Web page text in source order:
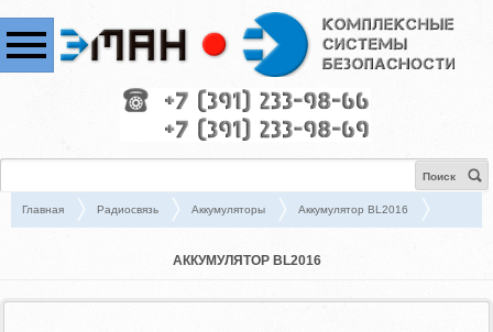
Поиск
Главная Радиосвязь Аккумуляторы Аккумулятор BL2016
АККУМУЛЯТОР BL2016